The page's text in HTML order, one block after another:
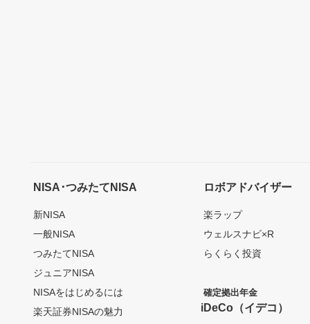
NISA･つみたてNISA
新NISA
一般NISA
つみたてNISA
ジュニアNISA
NISAをはじめるには
楽天証券NISAの魅力
ロボアドバイザー
楽ラップ
ウェルスナビ×R
らくらく投資
確定拠出年金
iDeCo（イデコ）